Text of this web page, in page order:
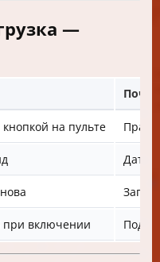
—
на пульте
Дать
при включении